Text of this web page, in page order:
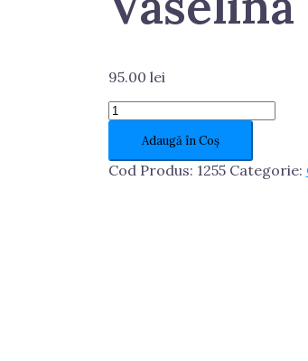
95.00 lei
Cantitate
Vaselina
Adaugă în Coș
Cod Produs: 1255 Categorie: